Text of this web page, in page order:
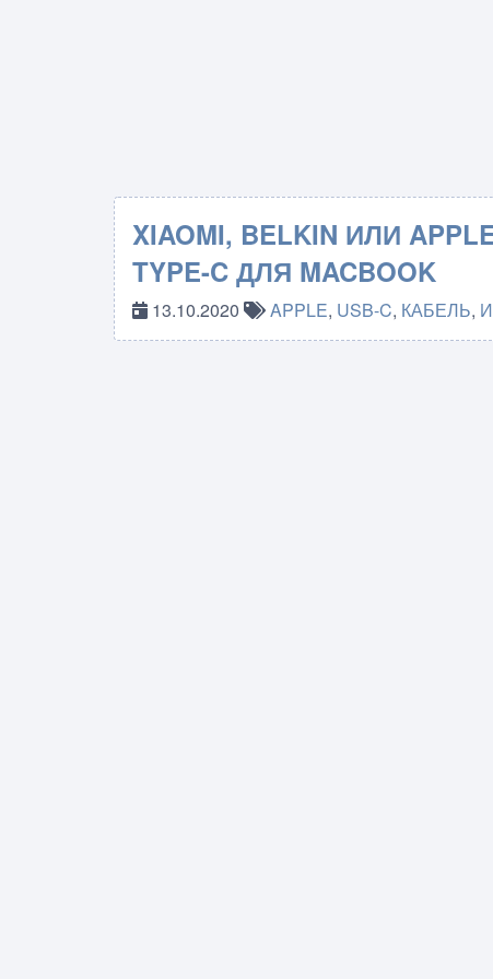
XIAOMI, BELKIN ИЛИ
TYPE-C ДЛЯ MACBOOK
13.10.2020 APPLE, USB-C, КАБЕЛЬ,